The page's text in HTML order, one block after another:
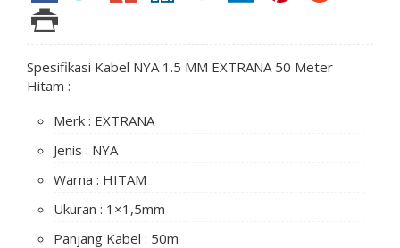
Spesifikasi Kabel NYA 1.5 MM EXTRANA 50 Meter
Hitam :
Merk : EXTRANA
Jenis : NYA
Warna : HITAM
Ukuran : 1×1,5mm
Panjang Kabel : 50m